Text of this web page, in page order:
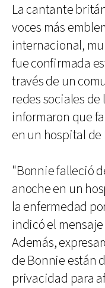
La cantante
voces más
internacional,
fue confirmada
través de un
redes sociales
informaron que
en un hospital de
"Bonnie falleció
anoche en un
la enfermedad
indicó el
Además,
de Bonnie están
privacidad para